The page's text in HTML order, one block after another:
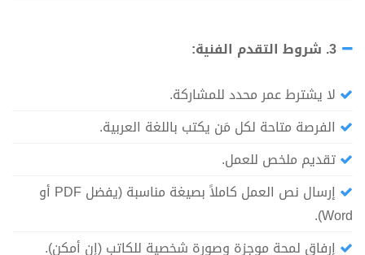
3. شروط التقدم الفنية:
لا يشترط عمر محدد للمشاركة.
الفرصة متاحة لكل مَن يكتب باللغة العربية.
تقديم ملخص للعمل.
إرسال نص العمل كاملاً بصيغة مناسبة (يفضل PDF أو
Word).
إرفاق لمحة موجزة وصورة شخصية للكاتب (إن أمكن).